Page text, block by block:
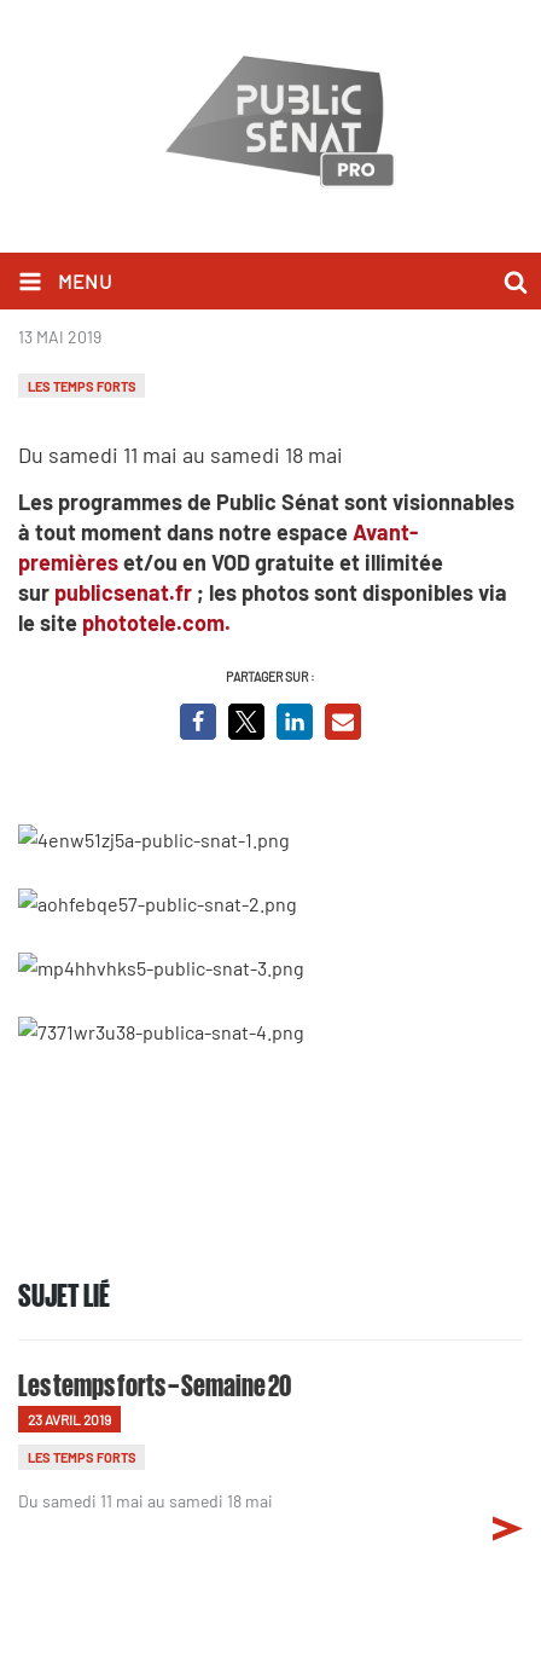
MENU
Les temps forts - Semaine 21
13 MAI 2019
LES TEMPS FORTS
Du samedi 11 mai au samedi 18 mai
Les programmes de Public Sénat sont visionnables
à tout moment dans notre espaceAvant-
premièreset/ou en VOD gratuite et illimitée
sur publicsenat.fr ; les photos sont disponibles via
le site phototele.com.
PARTAGER SUR :
SUJET LIÉ
Les temps forts – Semaine 20
23 AVRIL 2019
LES TEMPS FORTS
Du samedi 11 mai au samedi 18 mai